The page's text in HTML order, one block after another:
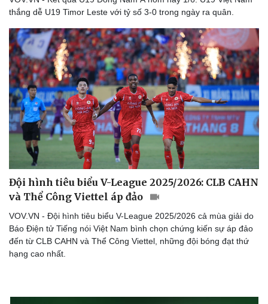
Doanh nghiệp
Thông tin doanh nghiệp
Doanh nghiệp 24h
Doanh nhân
Vì cộng đồng
Công nghệ
Sành điệu
Tin Công nghệ
Trải nghiệm
Chuyển đổi số
thắng dễ U19 Timor Leste với tỷ số 3-0 trong ngày ra quân.
Đội hình tiêu biểu V-League 2025/2026: CLB CAHN
và Thể Công Viettel áp đảo
VOV.VN - Đội hình tiêu biểu V-League 2025/2026 cả mùa giải do
Báo Điện tử Tiếng nói Việt Nam bình chọn chứng kiến sự áp đảo
đến từ CLB CAHN và Thể Công Viettel, những đội bóng đạt thứ
hạng cao nhất.